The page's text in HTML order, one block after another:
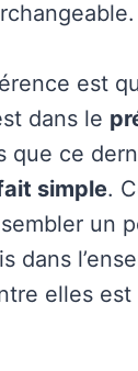
est
dans le
que ce
simple.
un
dans
elles est